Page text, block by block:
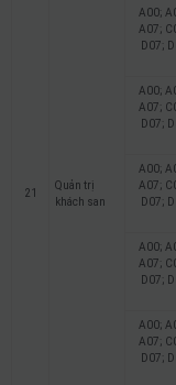
21
Quản trị
khách san
A00;
A07;
D07;
A00;
A07;
D07;
A00;
A07;
D07;
A00;
A07;
D07;
A00;
A07;
D07;